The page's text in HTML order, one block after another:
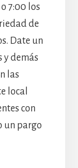
7:00 los
de
Date un
y demás
las
local
con
un pargo